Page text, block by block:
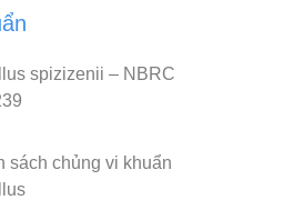
spizizenii – NBRC
sách chủng vi khuẩn